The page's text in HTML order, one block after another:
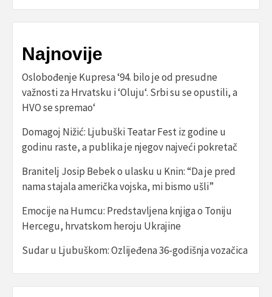
Najnovije
Oslobođenje Kupresa ‘94. bilo je od presudne
važnosti za Hrvatsku i ‘Oluju‘. Srbi su se opustili, a
HVO se spremao‘
Domagoj Nižić: Ljubuški Teatar Fest iz godine u
godinu raste, a publika je njegov najveći pokretač
Branitelj Josip Bebek o ulasku u Knin: “Da je pred
nama stajala američka vojska, mi bismo ušli”
Emocije na Humcu: Predstavljena knjiga o Toniju
Hercegu, hrvatskom heroju Ukrajine
Sudar u Ljubuškom: Ozlijeđena 36-godišnja vozačica